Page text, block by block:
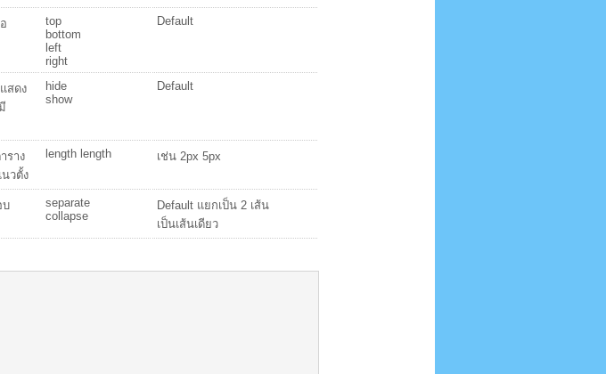
top
bottom
left
right
Default
สดง
hide
show
Default
ราง
วตั้ง
length length เช่น 2px 5px
บ
separate
collapse
Default แยกเป็น 2 เส้น
เป็นเส้นเดียว